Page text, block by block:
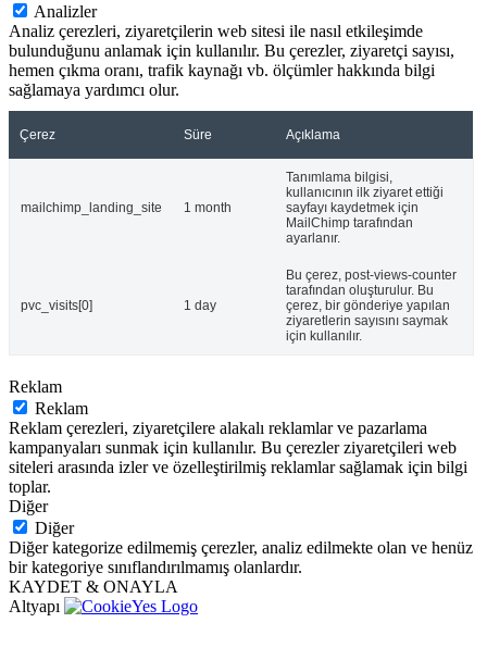
Analizler
Analiz çerezleri, ziyaretçilerin web sitesi ile nasıl etkileşimde
bulunduğunu anlamak için kullanılır. Bu çerezler, ziyaretçi sayısı,
hemen çıkma oranı, trafik kaynağı vb. ölçümler hakkında bilgi
sağlamaya yardımcı olur.
Çerez Süre Açıklama
mailchimp_landing_site 1 month
Tanımlama bilgisi,
kullanıcının ilk ziyaret ettiği
sayfayı kaydetmek için
MailChimp tarafından
ayarlanır.
pvc_visits[0] 1 day
Bu çerez, post-views-counter
tarafından oluşturulur. Bu
çerez, bir gönderiye yapılan
ziyaretlerin sayısını saymak
için kullanılır.
Reklam
Reklam
Reklam çerezleri, ziyaretçilere alakalı reklamlar ve pazarlama
kampanyaları sunmak için kullanılır. Bu çerezler ziyaretçileri web
siteleri arasında izler ve özelleştirilmiş reklamlar sağlamak için bilgi
toplar.
Diğer
Diğer
Diğer kategorize edilmemiş çerezler, analiz edilmekte olan ve henüz
bir kategoriye sınıflandırılmamış olanlardır.
KAYDET & ONAYLA
Altyapı